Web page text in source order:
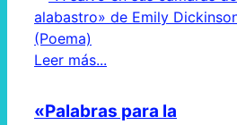
Leer más...
«Palabras para la